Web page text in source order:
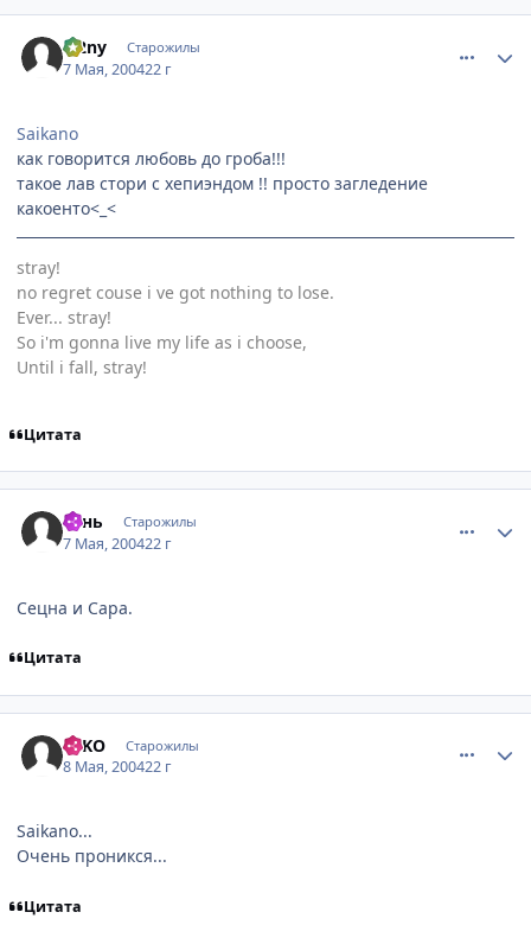
le2ny Старожилы
7 Мая, 200422 г
Saikano
как говорится любовь до гроба!!!
такое лав стори с хепиэндом !! просто загледение
какоенто<_<
stray!
no regret couse i ve got nothing to lose.
Ever... stray!
So i'm gonna live my life as i choose,
Until i fall, stray!
Цитата
тень Старожилы
7 Мая, 200422 г
Сецна и Сара.
Цитата
BsKO Старожилы
8 Мая, 200422 г
Saikano...
Очень проникся...
Цитата